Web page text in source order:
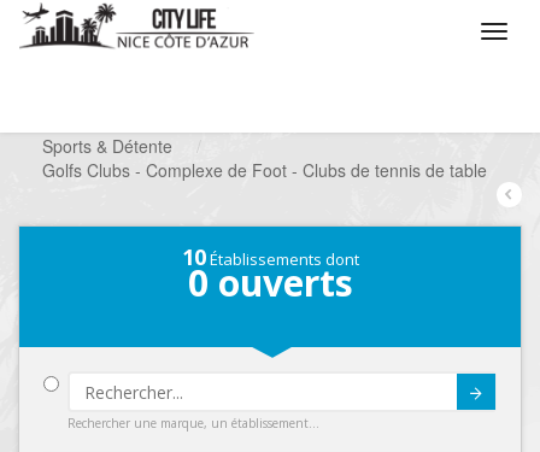
Sports & Détente
/
Golfs Clubs - Complexe de Foot - Clubs de tennis de table
10Établissements dont
0 ouverts
Rechercher une marque, un établissement...